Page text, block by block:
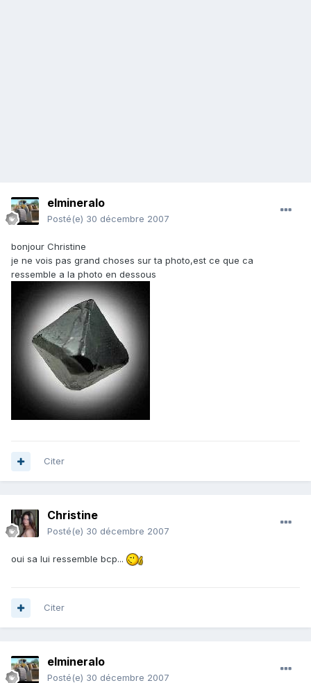
elmineralo
Posté(e) 30 décembre 2007
bonjour Christine
je ne vois pas grand choses sur ta photo,est ce que ca
ressemble a la photo en dessous
Citer
Christine
Posté(e) 30 décembre 2007
oui sa lui ressemble bcp...
Citer
elmineralo
Posté(e) 30 décembre 2007